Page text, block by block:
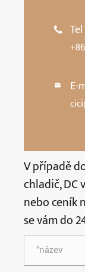
 Tel
 E-
V případě
chladič, DC
nebo ceník
se vám do